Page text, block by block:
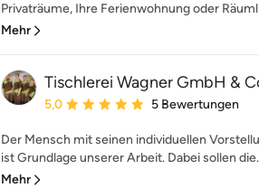
Privaträume, Ihre Ferienwohnung oder
Mehr
Tischlerei Wagner GmbH &
Durchschnittliche Bewertung: 5 von 5
5,0 5 Bewertungen
Der Mensch mit seinen individuellen
ist Grundlage unserer Arbeit. Dabei sollen
Mehr